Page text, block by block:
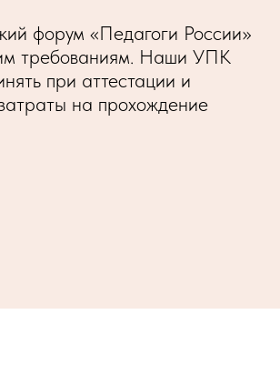
форум «Педагоги России»
требованиям. Наши УПК
при аттестации и
на прохождение